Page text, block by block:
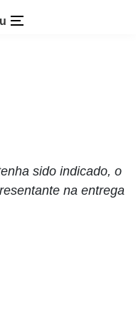
sido indicado, o
na entrega